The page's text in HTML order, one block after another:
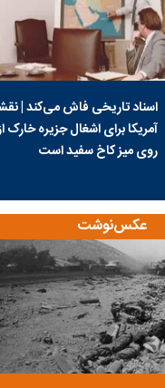
اسناد تاریخی فاش می‌کند |
روی میز کاخ سفید است
عکس‌نوشت